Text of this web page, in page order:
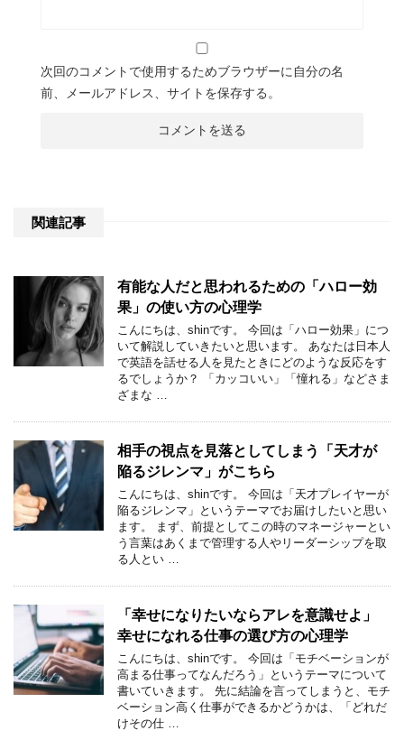
次回のコメントで使用するためブラウザーに自分の名
前、メールアドレス、サイトを保存する。
関連記事
有能な人だと思われるための「ハロー効
果」の使い方の心理学
こんにちは、shinです。 今回は「ハロー効果」につ
いて解説していきたいと思います。 あなたは日本人
で英語を話せる人を見たときにどのような反応をす
るでしょうか？ 「カッコいい」「憧れる」などさま
ざまな …
相手の視点を見落としてしまう「天才が
陥るジレンマ」がこちら
こんにちは、shinです。 今回は「天才プレイヤーが
陥るジレンマ」というテーマでお届けしたいと思い
ます。 まず、前提としてこの時のマネージャーとい
う言葉はあくまで管理する人やリーダーシップを取
る人とい …
「幸せになりたいならアレを意識せよ」
幸せになれる仕事の選び方の心理学
こんにちは、shinです。 今回は「モチベーションが
高まる仕事ってなんだろう」というテーマについて
書いていきます。 先に結論を言ってしまうと、モチ
ベーション高く仕事ができるかどうかは、「どれだ
けその仕 …